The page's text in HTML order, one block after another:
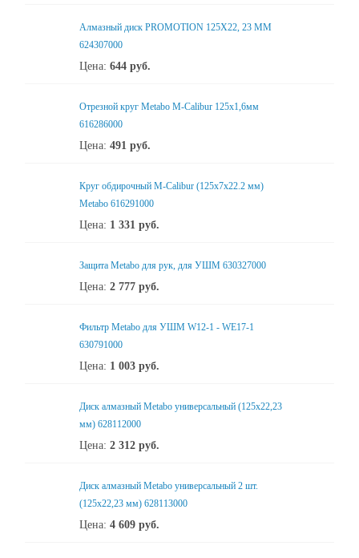
Алмазный диск PROMOTION 125X22, 23 ММ
624307000
Цена: 644 руб.
Отрезной круг Metabo M-Calibur 125x1,6мм
616286000
Цена: 491 руб.
Круг обдирочный M-Calibur (125x7х22.2 мм)
Metabo 616291000
Цена: 1 331 руб.
Защита Metabo для рук, для УШМ 630327000
Цена: 2 777 руб.
Фильтр Metabo для УШМ W12-1 - WE17-1
630791000
Цена: 1 003 руб.
Диск алмазный Metabo универсальный (125x22,23
мм) 628112000
Цена: 2 312 руб.
Диск алмазный Metabo универсальный 2 шт.
(125x22,23 мм) 628113000
Цена: 4 609 руб.